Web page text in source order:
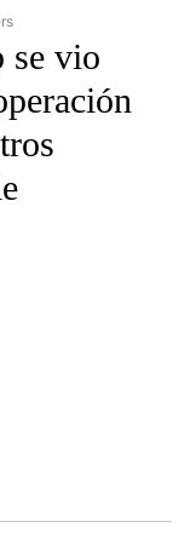
TO RECEIVE
se vio